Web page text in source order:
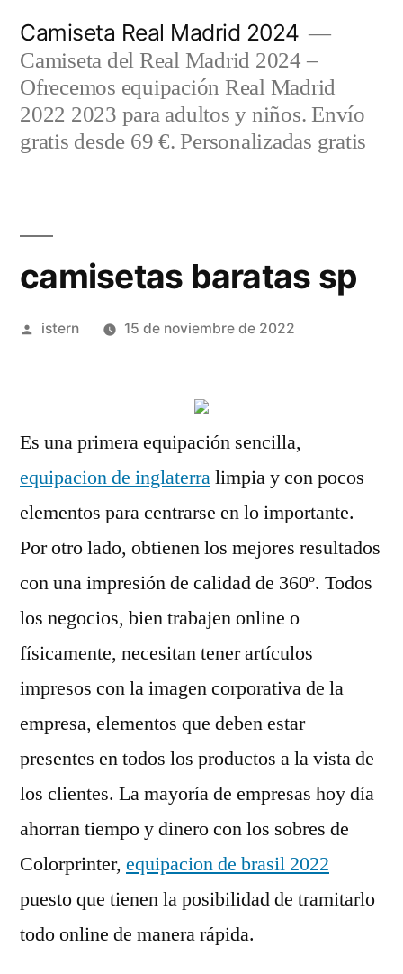
contenido
Camiseta Real Madrid 2024
Camiseta del Real Madrid 2024 –
Ofrecemos equipación Real Madrid
2022 2023 para adultos y niños. Envío
gratis desde 69 €. Personalizadas gratis
camisetas baratas sp
Publicado
istern 15 de noviembre de 2022
Es una primera equipación sencilla,
equipacion de inglaterralimpia y con pocos
elementos para centrarse en lo importante.
Por otro lado, obtienen los mejores resultados
con una impresión de calidad de 360º. Todos
los negocios, bien trabajen online o
físicamente, necesitan tener artículos
impresos con la imagen corporativa de la
empresa, elementos que deben estar
presentes en todos los productos a la vista de
los clientes. La mayoría de empresas hoy día
ahorran tiempo y dinero con los sobres de
Colorprinter, equipacion de brasil 2022
puesto que tienen la posibilidad de tramitarlo
todo online de manera rápida.